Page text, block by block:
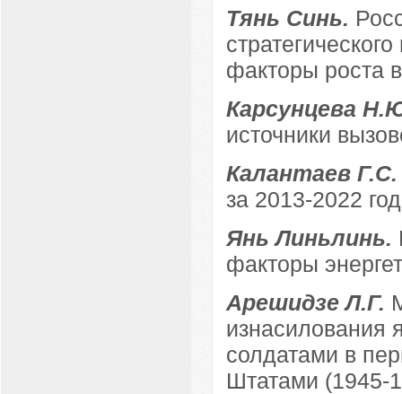
Тянь Синь.
факторы роста
Карсунцева
источники
Калантаев
за 2013-2022 год
Янь Линьлинь.
факторы
Арешидзе Л.Г.
изнасилования
солдатами в
Штатами (1945-